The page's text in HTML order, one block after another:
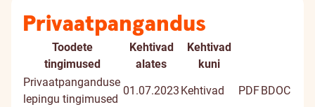
Privaatpangandus
Toodete
tingimused
Kehtivad
alates
Kehtivad
kuni
Privaatpanganduse
lepingu tingimused
01.07.2023 Kehtivad PDFBDOC